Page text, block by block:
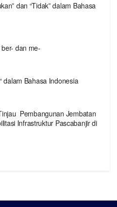
dan “Tidak” dalam Bahasa
dan me-
dalam Bahasa Indonesia
Pembangunan Jembatan
Infrastruktur Pascabanjir di